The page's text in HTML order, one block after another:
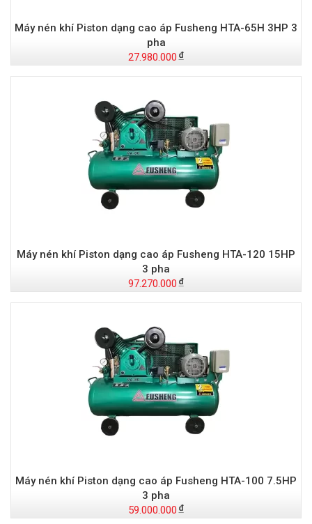
Máy nén khí Piston dạng cao áp Fusheng HTA-65H 3HP 3
pha
27.980.000
Máy nén khí Piston dạng cao áp Fusheng HTA-120 15HP
3 pha
97.270.000
Máy nén khí Piston dạng cao áp Fusheng HTA-100 7.5HP
3 pha
59.000.000